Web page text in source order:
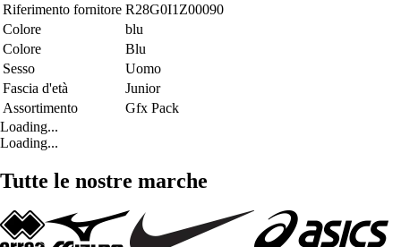
Riferimento fornitore R28G0I1Z00090
Colore
blu
Colore
Blu
Sesso
Uomo
Fascia d'età
Junior
Assortimento
Gfx Pack
Loading...
Loading...
Tutte le nostre marche